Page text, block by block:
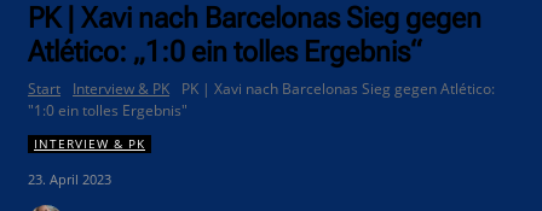
PK | Xavi nach Barcelonas Sieg gegen
Atlético: „1:0 ein tolles Ergebnis“
Start Interview & PK
PK | Xavi nach Barcelonas Sieg gegen Atlético:
"1:0 ein tolles Ergebnis"
INTERVIEW & PK
23. April 2023